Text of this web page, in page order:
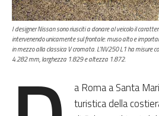
I designer Nissan sono riusciti a donare al veicolo il
intervenendo unicamente sul frontale: muso alto e
in mezzo alla classica V cromata. L’NV250 L1 ha misure
4.282 mm, larghezza 1.829 e altezza 1.872.
a Roma a Santa
turistica della